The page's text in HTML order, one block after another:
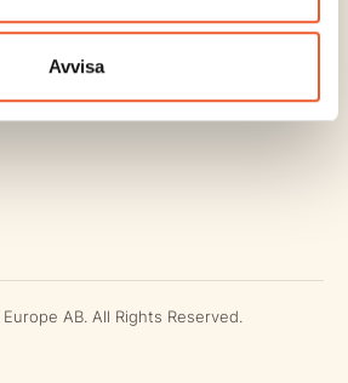
Avvisapå vårt nyhetsbrev!
AB. All Rights Reserved.